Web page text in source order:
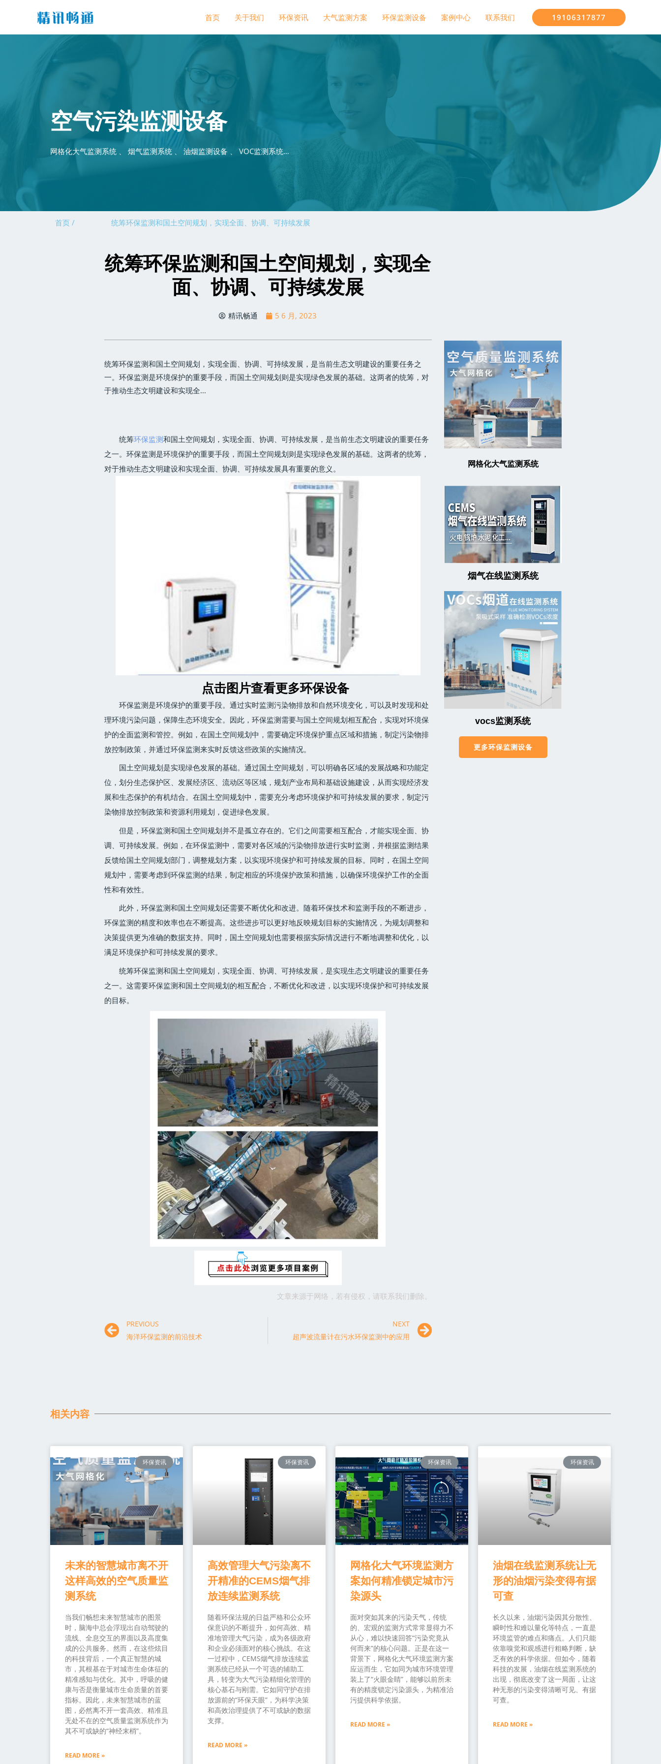
首页 关于我们 环保资讯 大气监测方案 环保监测设备 案例中心 联系我们 19106317877
空气污染监测设备
网格化大气监测系统 、 烟气监测系统 、 油烟监测设备 、 VOC监测系统…
首页 / 统筹环保监测和国土空间规划，实现全面、协调、可持续发展
统筹环保监测和国土空间规划，实现全
面、协调、可持续发展
精讯畅通 5 6 月, 2023
统筹环保监测和国土空间规划，实现全面、协调、可持续发展，是当前生态文明建设的重要任务之
一。环保监测是环境保护的重要手段，而国土空间规划则是实现绿色发展的基础。这两者的统筹，对
于推动生态文明建设和实现全...
统筹环保监测和国土空间规划，实现全面、协调、可持续发展，是当前生态文明建设的重要任务
之一。环保监测是环境保护的重要手段，而国土空间规划则是实现绿色发展的基础。这两者的统筹，
对于推动生态文明建设和实现全面、协调、可持续发展具有重要的意义。
点击图片查看更多环保设备
环保监测是环境保护的重要手段。通过实时监测污染物排放和自然环境变化，可以及时发现和处
理环境污染问题，保障生态环境安全。因此，环保监测需要与国土空间规划相互配合，实现对环境保
护的全面监测和管控。例如，在国土空间规划中，需要确定环境保护重点区域和措施，制定污染物排
放控制政策，并通过环保监测来实时反馈这些政策的实施情况。
国土空间规划是实现绿色发展的基础。通过国土空间规划，可以明确各区域的发展战略和功能定
位，划分生态保护区、发展经济区、流动区等区域，规划产业布局和基础设施建设，从而实现经济发
展和生态保护的有机结合。在国土空间规划中，需要充分考虑环境保护和可持续发展的要求，制定污
染物排放控制政策和资源利用规划，促进绿色发展。
但是，环保监测和国土空间规划并不是孤立存在的。它们之间需要相互配合，才能实现全面、协
调、可持续发展。例如，在环保监测中，需要对各区域的污染物排放进行实时监测，并根据监测结果
反馈给国土空间规划部门，调整规划方案，以实现环境保护和可持续发展的目标。同时，在国土空间
规划中，需要考虑到环保监测的结果，制定相应的环境保护政策和措施，以确保环境保护工作的全面
性和有效性。
此外，环保监测和国土空间规划还需要不断优化和改进。随着环保技术和监测手段的不断进步，
环保监测的精度和效率也在不断提高。这些进步可以更好地反映规划目标的实施情况，为规划调整和
决策提供更为准确的数据支持。同时，国土空间规划也需要根据实际情况进行不断地调整和优化，以
满足环境保护和可持续发展的要求。
统筹环保监测和国土空间规划，实现全面、协调、可持续发展，是实现生态文明建设的重要任务
之一。这需要环保监测和国土空间规划的相互配合，不断优化和改进，以实现环境保护和可持续发展
的目标。
文章来源于网络，若有侵权，请联系我们删除。
PREVIOUS
海洋环保监测的前沿技术
NEXT
超声波流量计在污水环保监测中的应用
网格化大气监测系统
烟气在线监测系统
vocs监测系统
更多环保监测设备
相关内容
环保资讯
未来的智慧城市离不开
这样高效的空气质量监
测系统
当我们畅想未来智慧城市的图景
时，脑海中总会浮现出自动驾驶的
流线、全息交互的界面以及高度集
成的公共服务。然而，在这些炫目
的科技背后，一个真正智慧的城
市，其根基在于对城市生命体征的
精准感知与优化。其中，呼吸的健
康与否是衡量城市生命质量的首要
指标。因此，未来智慧城市的蓝
图，必然离不开一套高效、精准且
无处不在的空气质量监测系统作为
其不可或缺的“神经末梢”。
READ MORE »
环保资讯
高效管理大气污染离不
开精准的CEMS烟气排
放连续监测系统
随着环保法规的日益严格和公众环
保意识的不断提升，如何高效、精
准地管理大气污染，成为各级政府
和企业必须面对的核心挑战。在这
一过程中，CEMS烟气排放连续监
测系统已经从一个可选的辅助工
具，转变为大气污染精细化管理的
核心基石与刚需。它如同守护在排
放源前的“环保天眼”，为科学决策
和高效治理提供了不可或缺的数据
支撑。
READ MORE »
环保资讯
网格化大气环境监测方
案如何精准锁定城市污
染源头
面对突如其来的污染天气，传统
的、宏观的监测方式常常显得力不
从心，难以快速回答“污染究竟从
何而来”的核心问题。正是在这一
背景下，网格化大气环境监测方案
应运而生，它如同为城市环境管理
装上了“火眼金睛”，能够以前所未
有的精度锁定污染源头，为精准治
污提供科学依据。
READ MORE »
环保资讯
油烟在线监测系统让无
形的油烟污染变得有据
可查
长久以来，油烟污染因其分散性、
瞬时性和难以量化等特点，一直是
环境监管的难点和痛点。人们只能
依靠嗅觉和观感进行粗略判断，缺
乏有效的科学依据。但如今，随着
科技的发展，油烟在线监测系统的
出现，彻底改变了这一局面，让这
种无形的污染变得清晰可见、有据
可查。
READ MORE »